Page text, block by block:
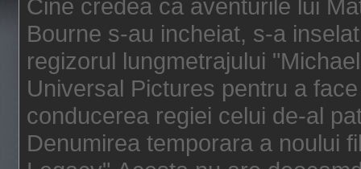
Cine credea ca aventurile lui
Bourne s-au incheiat, s-a
regizorul lungmetrajului
Universal Pictures pentru a
conducerea regiei celui de-al
Denumirea temporara a noului